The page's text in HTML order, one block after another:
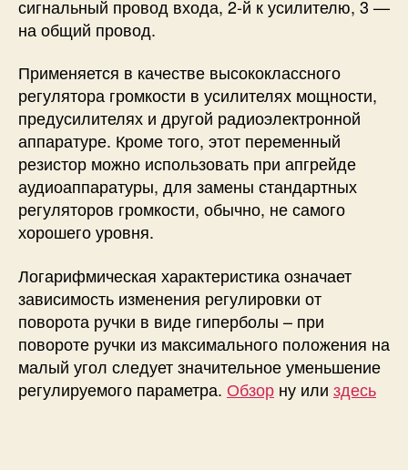
сигнальный провод входа, 2-й к усилителю, 3 —
на общий провод.
Применяется в качестве высококлассного
регулятора громкости в усилителях мощности,
предусилителях и другой радиоэлектронной
аппаратуре. Кроме того, этот переменный
резистор можно использовать при апгрейде
аудиоаппаратуры, для замены стандартных
регуляторов громкости, обычно, не самого
хорошего уровня.
Логарифмическая характеристика означает
зависимость изменения регулировки от
поворота ручки в виде гиперболы – при
повороте ручки из максимального положения на
малый угол следует значительное уменьшение
регулируемого параметра. Обзор ну или здесь